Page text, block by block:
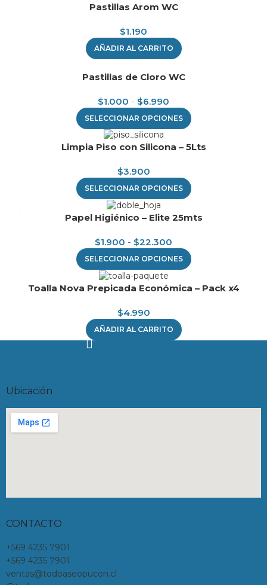
Pastillas Arom WC
$1.190
AÑADIR AL CARRITO
Pastillas de Cloro WC
$1.000 - $6.990
SELECCIONAR OPCIONES
Limpia Piso con Silicona – 5Lts
$3.900
SELECCIONAR OPCIONES
Papel Higiénico – Elite 25mts
$1.900 - $22.300
SELECCIONAR OPCIONES
Toalla Nova Prepicada Económica – Pack x4
$4.990
AÑADIR AL CARRITO
Ubicación
CONTACTO
+569 4235 7901
+569 4235 7901
ventas@todoaseopucon.cl